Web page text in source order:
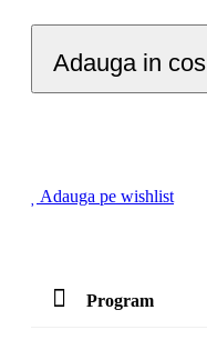
Adauga in cos
Adauga pe wishlist
Program